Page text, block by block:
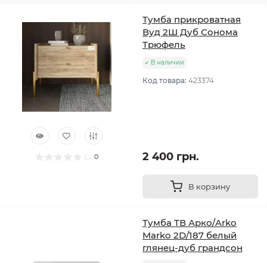
0
Тумба прикроватная
Вуд 2Ш Дуб Сонома
Трюфель
В наличии
Код товара: 423374
2 400 грн.
В корзину
Тумба ТВ Арко/Arko
Marko 2D/187 белый
глянец-дуб грандсон